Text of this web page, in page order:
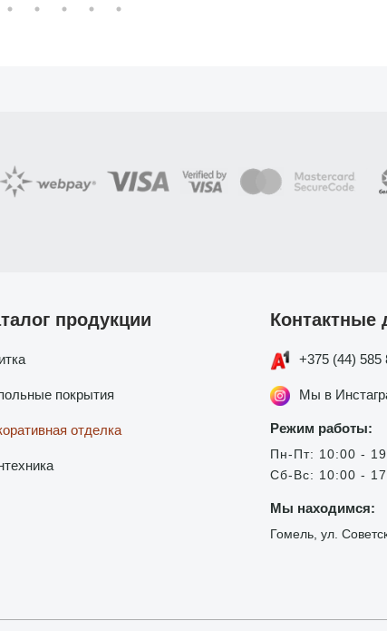
продукции
покрытия
отделка
Контактные
+375 (44) 585
Мы в
Режим работы:
Пн-Пт: 10:00 -
Сб-Вс: 10:00 -
Мы находимся:
Гомель, ул.